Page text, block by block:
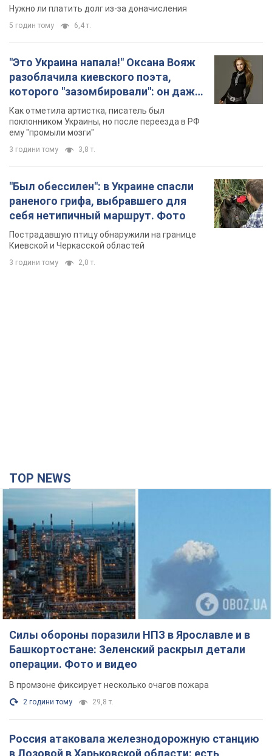
Нужно ли платить долг из-за доначисления
5 годин тому 6,4 т.
"Это Украина напала!" Оксана Вояж
разоблачила киевского поэта,
которого "зазомбировали": он даже
русского не знал, а теперь хочет
геноцида украинцев
Как отметила артистка, писатель был
поклонником Украины, но после переезда в РФ
ему "промыли мозги"
3 години тому 3,8 т.
"Был обессилен": в Украине спасли
раненого грифа, выбравшего для
себя нетипичный маршрут. Фото
Пострадавшую птицу обнаружили на границе
Киевской и Черкасской областей
3 години тому 2,0 т.
TOP NEWS
Силы обороны поразили НПЗ в Ярославле и в
Башкортостане: Зеленский раскрыл детали
операции. Фото и видео
В промзоне фиксирует несколько очагов пожара
2 години тому 29,8 т.
Россия атаковала железнодорожную станцию
в Лозовой в Харьковской области: есть